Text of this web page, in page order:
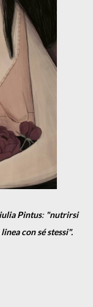
Pintus: "nutrirsi
con sé stessi".